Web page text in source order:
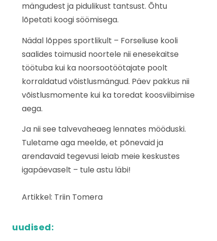
mängudest ja pidulikust tantsust. Õhtu
lõpetati koogi söömisega.
Nädal lõppes sportlikult – Forseliuse kooli
saalides toimusid noortele nii enesekaitse
töötuba kui ka noorsootöötajate poolt
korraldatud võistlusmängud. Päev pakkus nii
võistlusmomente kui ka toredat koosviibimise
aega.
Ja nii see talvevaheaeg lennates mööduski.
Tuletame aga meelde, et põnevaid ja
arendavaid tegevusi leiab meie keskustes
igapäevaselt – tule astu läbi!
Artikkel: Triin Tomera
uudised: